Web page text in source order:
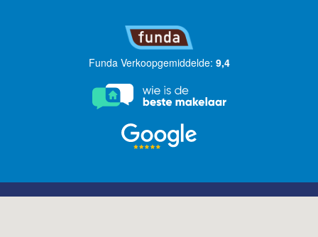
Funda Verkoopgemiddelde: 9,4